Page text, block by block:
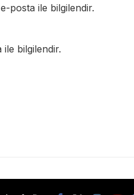
posta ile bilgilendir.
ile bilgilendir.